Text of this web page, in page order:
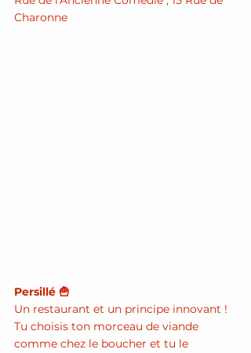
Charonne
Persillé 🍟
Un restaurant et un principe innovant !
Tu choisis ton morceau de viande
comme chez le boucher et tu le